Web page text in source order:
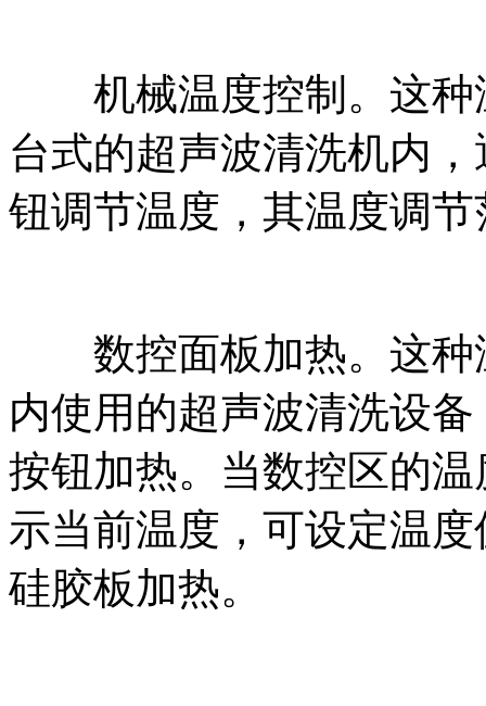
机械温度控制。这种
台式的超声波清洗机内
钮调节温度，其温度调
数控面板加热。这种
内使用的超声波清洗设
按钮加热。当数控区的
示当前温度，可设定温
硅胶板加热。